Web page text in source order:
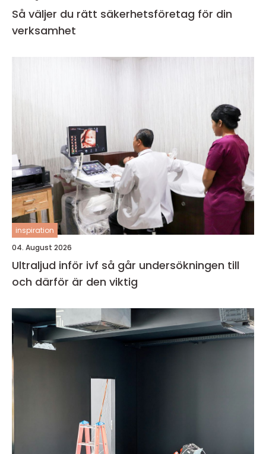
Så väljer du rätt säkerhetsföretag för din
verksamhet
inspiration
04. August 2026
Ultraljud inför ivf så går undersökningen till
och därför är den viktig